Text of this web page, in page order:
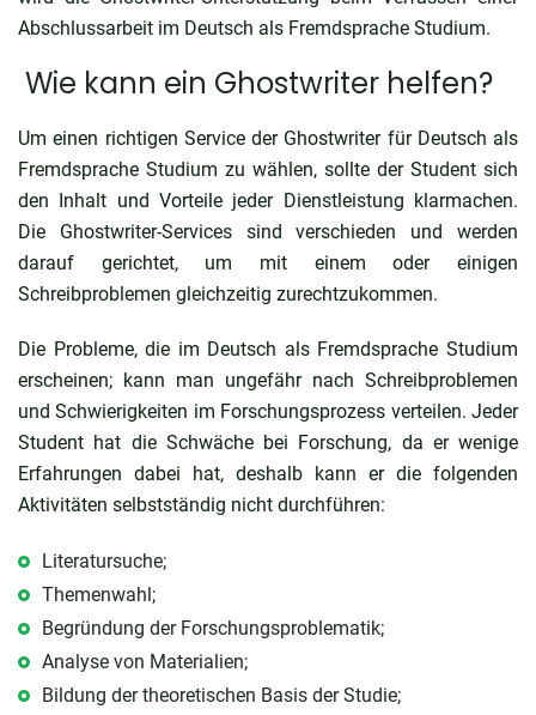
Abschlussarbeit im Deutsch als Fremdsprache Studium.
Wie kann ein Ghostwriter helfen?
Um einen richtigen Service der Ghostwriter für Deutsch als
Fremdsprache Studium zu wählen, sollte der Student sich
den Inhalt und Vorteile jeder Dienstleistung klarmachen.
Die Ghostwriter-Services sind verschieden und werden
darauf gerichtet, um mit einem oder einigen
Schreibproblemen gleichzeitig zurechtzukommen.
Die Probleme, die im Deutsch als Fremdsprache Studium
erscheinen; kann man ungefähr nach Schreibproblemen
und Schwierigkeiten im Forschungsprozess verteilen. Jeder
Student hat die Schwäche bei Forschung, da er wenige
Erfahrungen dabei hat, deshalb kann er die folgenden
Aktivitäten selbstständig nicht durchführen:
Literatursuche;
Themenwahl;
Begründung der Forschungsproblematik;
Analyse von Materialien;
Bildung der theoretischen Basis der Studie;